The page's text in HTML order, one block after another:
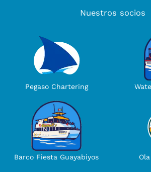
Nuestros socios
Pegaso Chartering
Barco Fiesta Guayabiyos